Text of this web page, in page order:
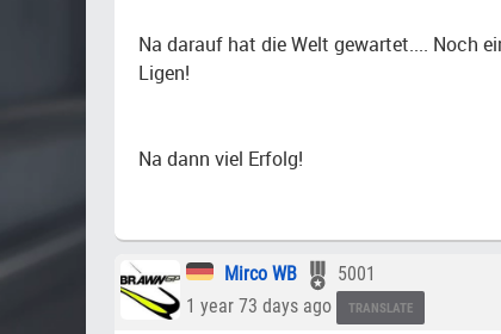
Na darauf hat die Welt gewartet.... Noch
Ligen!
Na dann viel Erfolg!
Mirco WB
5001
1 year 73 days ago
TRANSLATE